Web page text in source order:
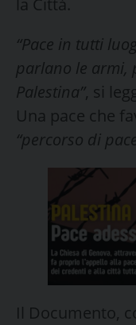
“Pace in tutti
parlano le armi,
Palestina”, si
Una pace che
“percorso di
Il Documento,